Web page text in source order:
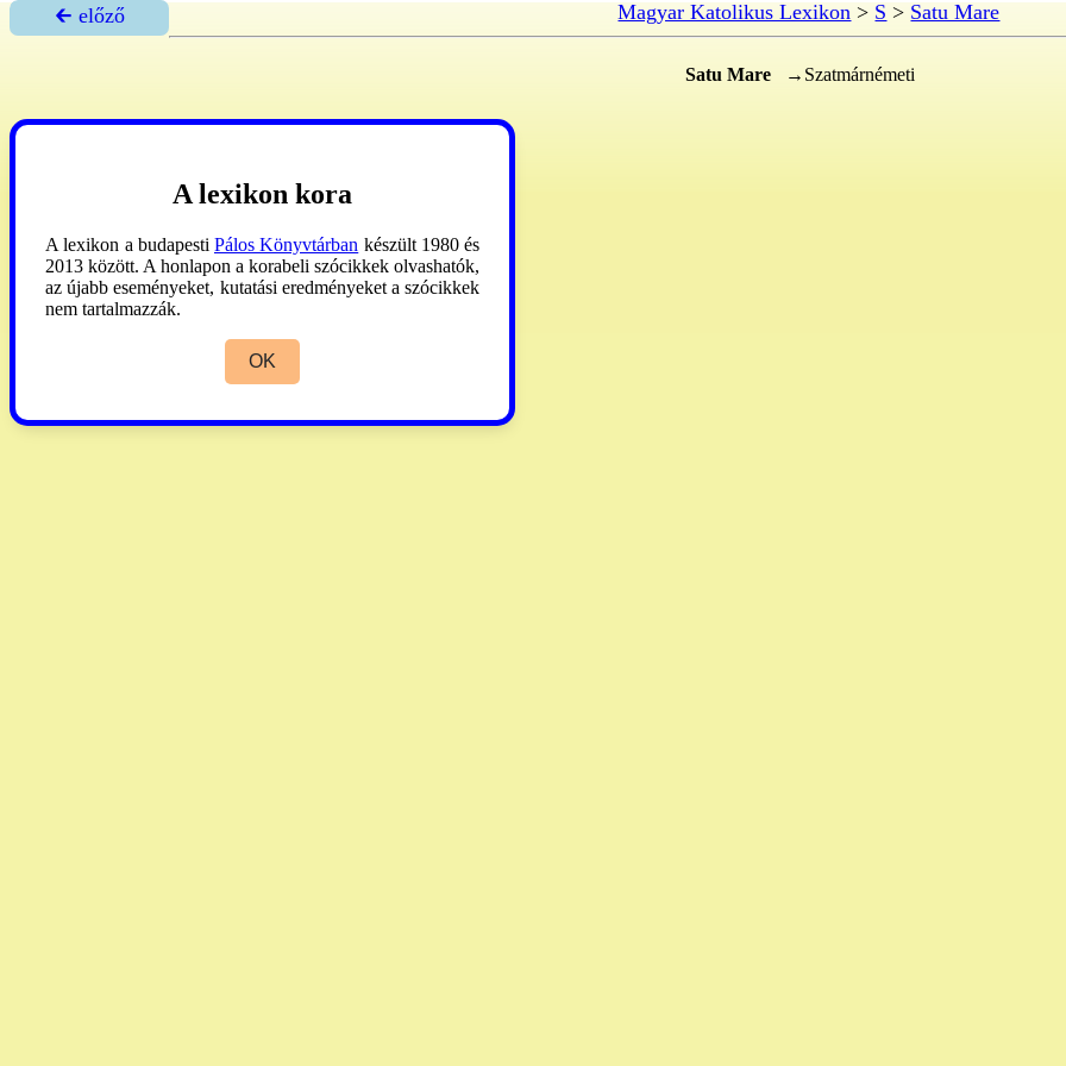
🡰 előző Magyar Katolikus Lexikon > S > Satu Mare
Satu Mare →Szatmárnémeti
A lexikon kora
A lexikon a budapesti Pálos Könyvtárban készült 1980 és
2013 között. A honlapon a korabeli szócikkek olvashatók,
az újabb eseményeket, kutatási eredményeket a szócikkek
nem tartalmazzák.
OK